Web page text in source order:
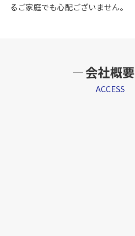
るご家庭でも心配ございません。
会社概要
ACCESS